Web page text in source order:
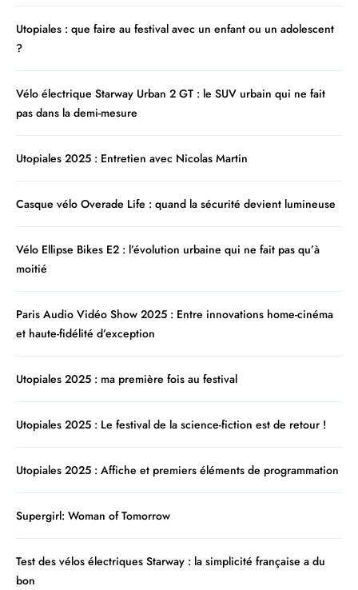
Utopiales : que faire au festival avec un enfant ou un adolescent
?
Vélo électrique Starway Urban 2 GT : le SUV urbain qui ne fait
pas dans la demi-mesure
Utopiales 2025 : Entretien avec Nicolas Martin
Casque vélo Overade Life : quand la sécurité devient lumineuse
Vélo Ellipse Bikes E2 : l’évolution urbaine qui ne fait pas qu’à
moitié
Paris Audio Vidéo Show 2025 : Entre innovations home-cinéma
et haute-fidélité d’exception
Utopiales 2025 : ma première fois au festival
Utopiales 2025 : Le festival de la science-fiction est de retour !
Utopiales 2025 : Affiche et premiers éléments de programmation
Supergirl: Woman of Tomorrow
Test des vélos électriques Starway : la simplicité française a du
bon